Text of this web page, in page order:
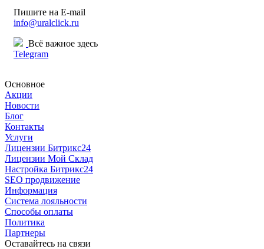
Пишите на E-mail
info@uralclick.ru
Всё важное здесь
Telegram
Основное
Акции
Новости
Блог
Контакты
Услуги
Лицензии Битрикс24
Лицензии Мой Склад
Настройка Битрикс24
SEO продвижение
Информация
Система лояльности
Способы оплаты
Политика
Партнеры
Оставайтесь на связи